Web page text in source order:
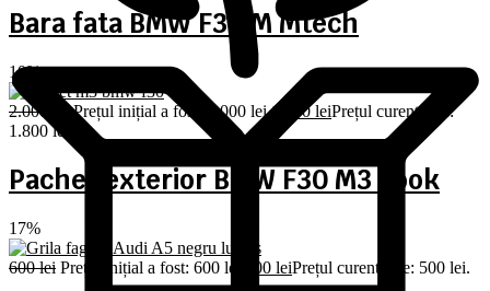
Bara fata BMW F30 M Mtech
10%
2.000 Prețul inițial a fost: 2.000 lei.1.800leiPrețul curent este:
1.800 lei.
Pachet exterior BMW F30 M3 Look
17%
600lei Prețul inițial a fost: 600 lei. 500 leiPrețul curent este: 500 lei.